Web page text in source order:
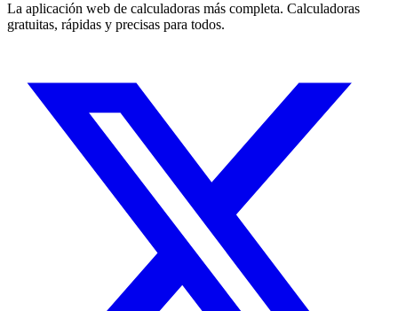
La aplicación web de calculadoras más completa. Calculadoras
gratuitas, rápidas y precisas para todos.